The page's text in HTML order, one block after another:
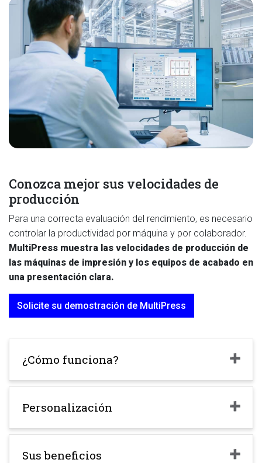
Conozca mejor sus velocidades de
producción
Para una correcta evaluación del rendimiento, es necesario
controlar la productividad por máquina y por colaborador.
MultiPress muestra las velocidades de producción de
las máquinas de impresión y los equipos de acabado en
una presentación clara.
Solicite su demostración de MultiPress
¿Cómo funciona?
Personalización
Sus beneficios